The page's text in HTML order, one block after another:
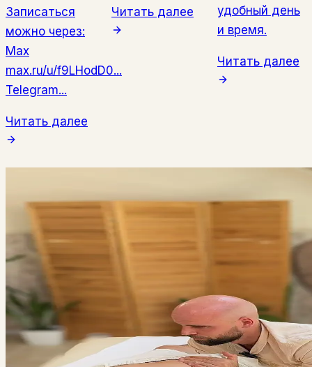
Записаться
можно через:
Мах
max.ru/u/f9LHodD0...
Telegram...
Читать далее
Читать далее
удобный день
и время.
Читать далее